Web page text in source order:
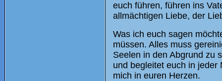
euch führen, führen ins
allmächtigen Liebe, der
Was ich euch sagen
müssen. Alles muss
Seelen in den Abgrund zu
und begleitet euch in
mich in euren Herzen.